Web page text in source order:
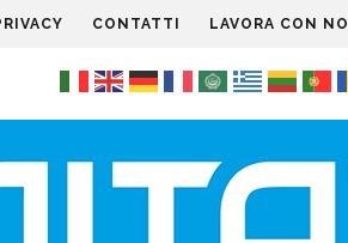
CONTATTI LAVORA CON NOI